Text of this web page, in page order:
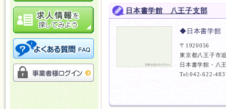
日本書学館 八王子支部
◆日本書学館
〒1920056
東京都八王子市
日本書学館・八
Tel:042-622-